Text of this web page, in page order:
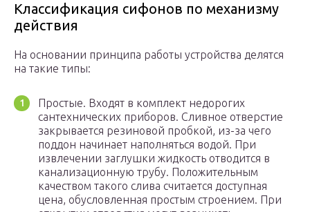
Классификация сифонов по механизму
действия
На основании принципа работы устройства делятся
на такие типы:
Простые. Входят в комплект недорогих
сантехнических приборов. Сливное отверстие
закрывается резиновой пробкой, из-за чего
поддон начинает наполняться водой. При
извлечении заглушки жидкость отводится в
канализационную трубу. Положительным
качеством такого слива считается доступная
цена, обусловленная простым строением. При